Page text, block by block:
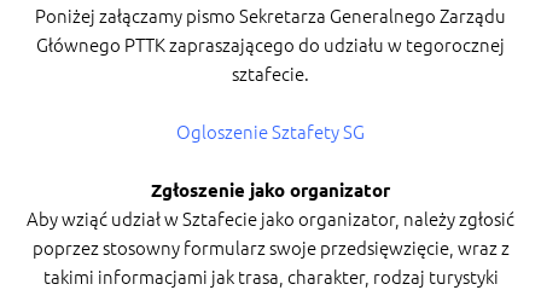
Poniżej załączamy pismo Sekretarza Generalnego Zarządu
Głównego PTTK zapraszającego do udziału w tegorocznej
sztafecie.
Ogloszenie Sztafety SG
Zgłoszenie jako organizator
Aby wziąć udział w Sztafecie jako organizator, należy zgłosić
poprzez stosowny formularz swoje przedsięwzięcie, wraz z
takimi informacjami jak trasa, charakter, rodzaj turystyki